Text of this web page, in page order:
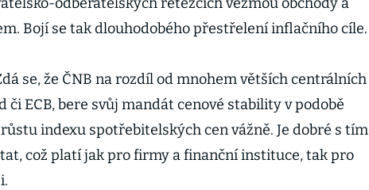
Bojí se tak dlouhodobého přestřelení inflačního cíle.
se, že ČNB na rozdíl od mnohem větších centrálních
či ECB, bere svůj mandát cenové stability v podobě
indexu spotřebitelských cen vážně. Je dobré s tím
což platí jak pro firmy a finanční instituce, tak pro